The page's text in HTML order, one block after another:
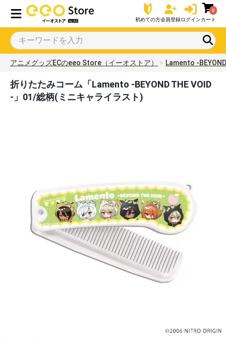
初めての方会員登録ログイン
0
カート
アニメグッズECのeeo Store（イーオストア） Lamento -
折りたたみコーム「Lamento -BEYOND THE VOID
-」01/総柄(ミニキャライラスト)